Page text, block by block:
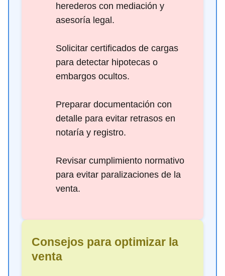
herederos con mediación y
asesoría legal.
Solicitar certificados de cargas
para detectar hipotecas o
embargos ocultos.
Preparar documentación con
detalle para evitar retrasos en
notaría y registro.
Revisar cumplimiento normativo
para evitar paralizaciones de la
venta.
Consejos para optimizar la
venta